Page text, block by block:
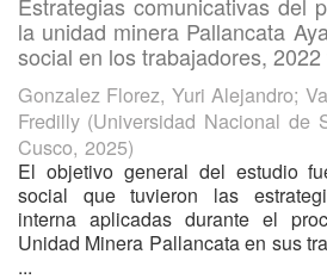
la unidad minera Pallancata
social en los trabajadores, 2022
Gonzalez Florez, Yuri Alejandro;
Fredilly (Universidad Nacional de
Cusco, 2025)
El objetivo general del estudio
social que tuvieron las
interna aplicadas durante el
Unidad Minera Pallancata en sus
...